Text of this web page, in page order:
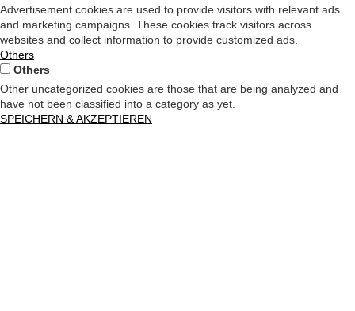
Advertisement cookies are used to provide visitors with relevant ads
and marketing campaigns. These cookies track visitors across
websites and collect information to provide customized ads.
Others
Others
Other uncategorized cookies are those that are being analyzed and
have not been classified into a category as yet.
SPEICHERN & AKZEPTIEREN